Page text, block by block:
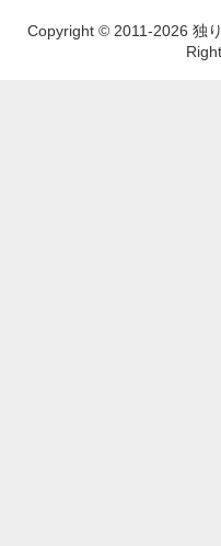
Copyright © 2011-2026 独